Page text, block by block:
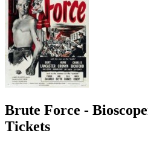
Brute Force -
Tickets